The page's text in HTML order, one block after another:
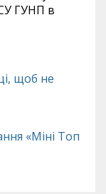
ГУНП в
щоб не
«Міні Топ